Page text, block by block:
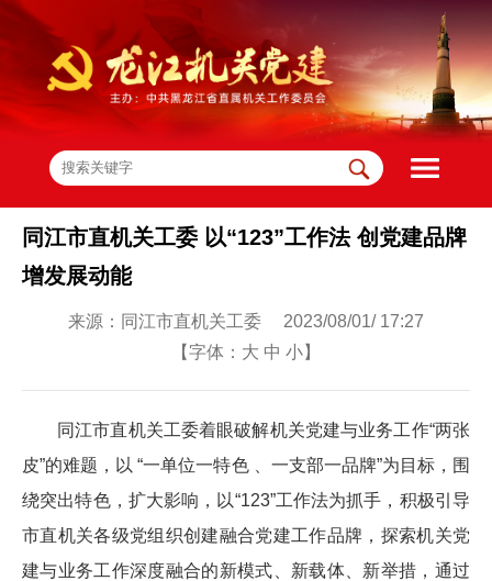
同江市直机关工委 以“123”工作法 创党建品牌
增发展动能
来源：同江市直机关工委 2023/08/01/ 17:27
【字体： 大 中 小】
同江市直机关工委着眼破解机关党建与业务工作“两张
皮”的难题，以 “一单位一特色 、一支部一品牌”为目标，围
绕突出特色，扩大影响，以“123”工作法为抓手，积极引导
市直机关各级党组织创建融合党建工作品牌，探索机关党
建与业务工作深度融合的新模式、新载体、新举措，通过